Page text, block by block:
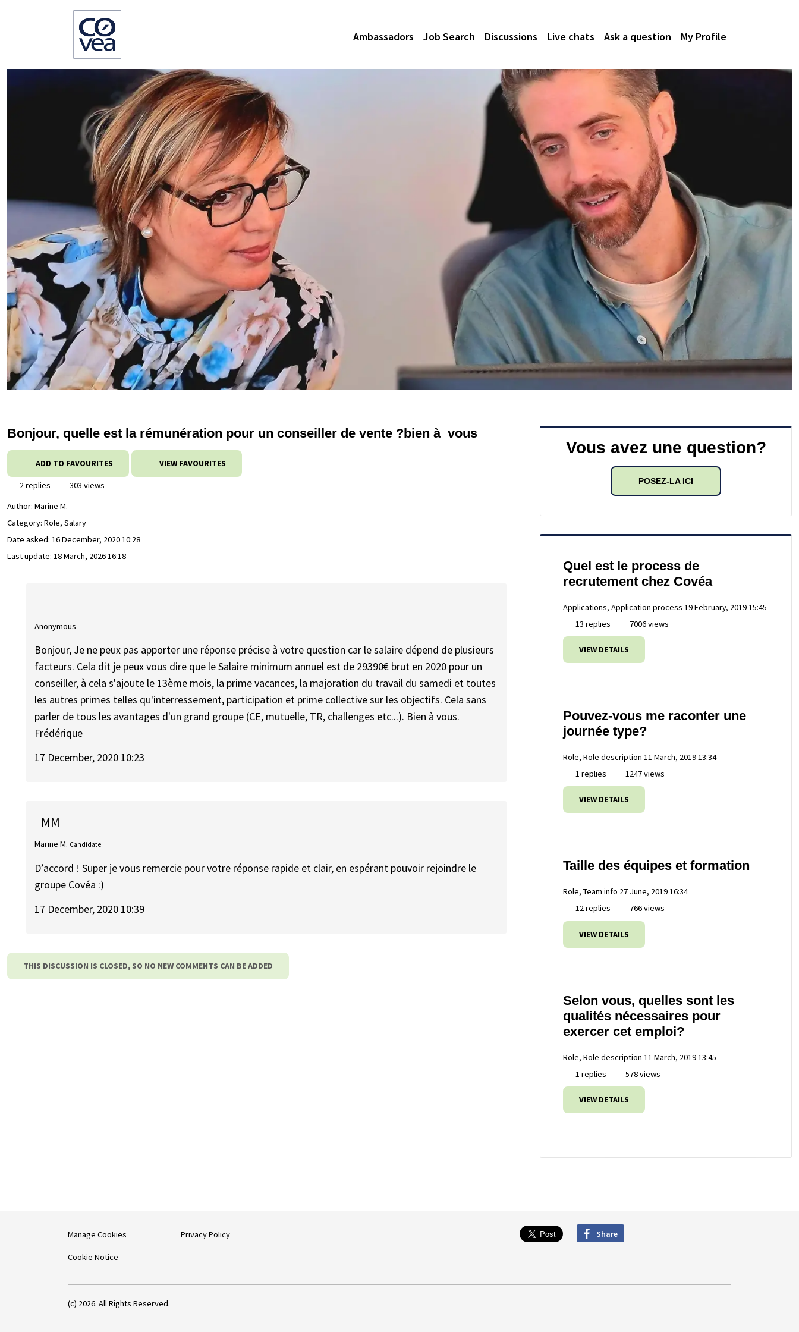
Ambassadors Job Search Discussions Live chats Ask a question My Profile
Bonjour, quelle est la rémunération pour un conseiller de vente ?bien à vous
ADD TO FAVOURITES VIEW FAVOURITES
2 replies
303 views
Author: Marine M.
Category: Role, Salary
Date asked: 16 December, 2020 10:28
Last update: 18 March, 2026 16:18
Anonymous
Bonjour, Je ne peux pas apporter une réponse précise à votre question car le salaire dépend de plusieurs
facteurs. Cela dit je peux vous dire que le Salaire minimum annuel est de 29390€ brut en 2020 pour un
conseiller, à cela s'ajoute le 13ème mois, la prime vacances, la majoration du travail du samedi et toutes
les autres primes telles qu'interressement, participation et prime collective sur les objectifs. Cela sans
parler de tous les avantages d'un grand groupe (CE, mutuelle, TR, challenges etc...). Bien à vous.
Frédérique
17 December, 2020 10:23
MM
Marine M. Candidate
D’accord ! Super je vous remercie pour votre réponse rapide et clair, en espérant pouvoir rejoindre le
groupe Covéa :)
17 December, 2020 10:39
THIS DISCUSSION IS CLOSED, SO NO NEW COMMENTS CAN BE ADDED
Vous avez une question?
POSEZ-LA ICI
Quel est le process de
recrutement chez Covéa
Applications, Application process 19 February, 2019 15:45
13 replies
7006 views
VIEW DETAILS
Pouvez-vous me raconter une
journée type?
Role, Role description 11 March, 2019 13:34
1 replies
1247 views
VIEW DETAILS
Taille des équipes et formation
Role, Team info 27 June, 2019 16:34
12 replies
766 views
VIEW DETAILS
Selon vous, quelles sont les
qualités nécessaires pour
exercer cet emploi?
Role, Role description 11 March, 2019 13:45
1 replies
578 views
VIEW DETAILS
Manage Cookies
Cookie Notice
Privacy Policy Share
(c) 2026. All Rights Reserved.